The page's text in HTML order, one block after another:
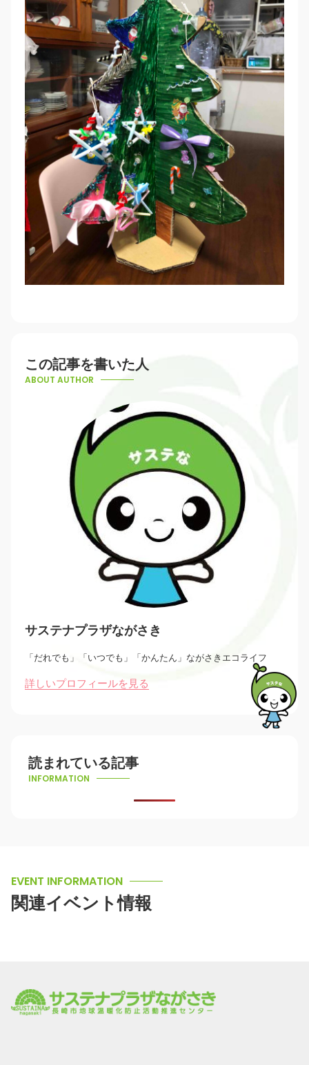
この記事を書いた人
ABOUT AUTHOR
サステナプラザながさき
「だれでも」「いつでも」「かんたん」ながさきエコライフ
詳しいプロフィールを見る
読まれている記事
INFORMATION
EVENT INFORMATION
関連イベント情報